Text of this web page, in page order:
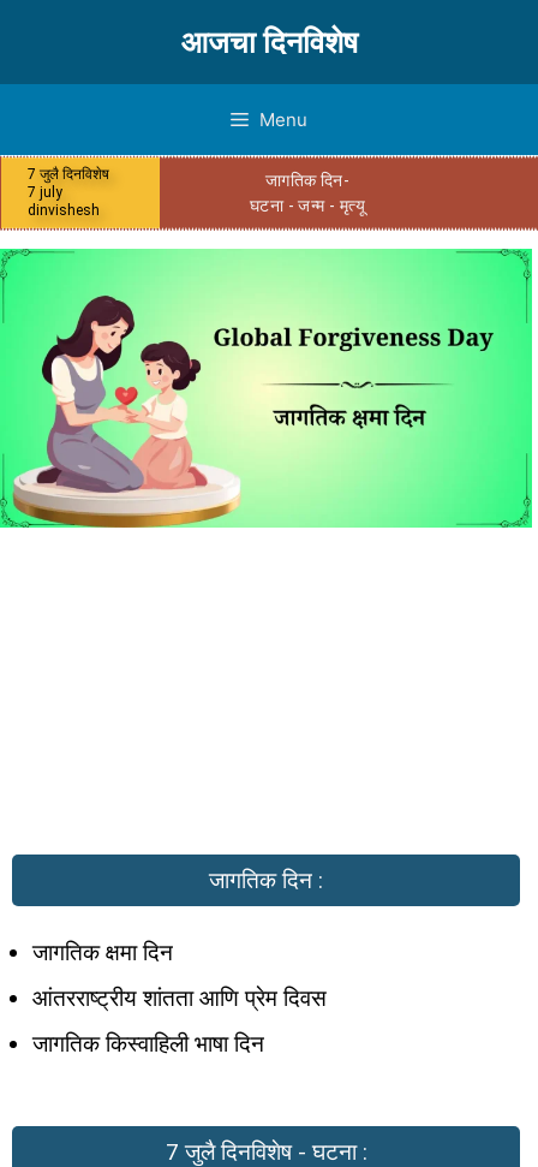
आजचा दिनविशेष
Menu
7 जुलै दिनविशेष
7 july
dinvishesh
जागतिक दिन-
घटना - जन्म - मृत्यू
जागतिक दिन :
जागतिक क्षमा दिन
आंतरराष्ट्रीय शांतता आणि प्रेम दिवस
जागतिक किस्वाहिली भाषा दिन
7 जुलै दिनविशेष - घटना :